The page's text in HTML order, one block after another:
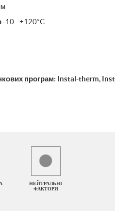
-10…+120°C
програм: Instal-therm,
НЕЙТРАЛЬНІ
ФАКТОРИ